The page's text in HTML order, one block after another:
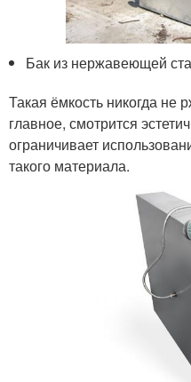
Бак из нержавеющей
Такая ёмкость никогда не
главное, смотрится
ограничивает
такого материала.